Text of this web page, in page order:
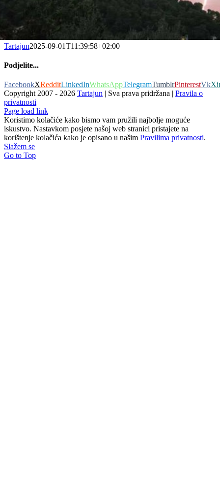
Tartajun2025-09-01T11:39:58+02:00
Podjelite...
FacebookXRedditLinkedInWhatsAppTelegramTumblrPinterestVk
Copyright 2007 - 2026 Tartajun | Sva prava pridržana | Pravila o
privatnosti
Page load link
Koristimo kolačiće kako bismo vam pružili najbolje moguće
iskustvo. Nastavkom posjete našoj web stranici pristajete na
korištenje kolačića kako je opisano u našim Pravilima privatnosti.
Slažem se
Go to Top